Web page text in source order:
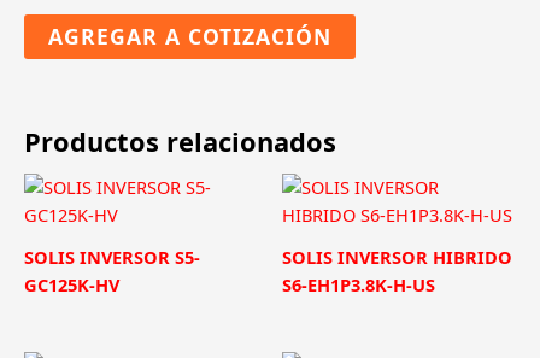
S5-
GC50K-
AGREGAR A COTIZACIÓN
Productos relacionados
SOLIS INVERSOR S5-
GC125K-HV
SOLIS INVERSOR HIBRIDO
S6-EH1P3.8K-H-US